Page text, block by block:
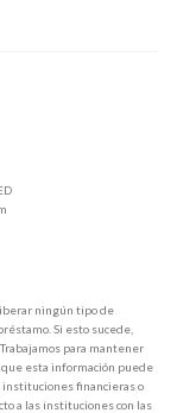
ningún tipo de
Si esto sucede,
para mantener
que esta información puede
financieras o
a las instituciones con las